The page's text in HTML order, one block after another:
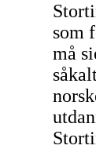
som
må